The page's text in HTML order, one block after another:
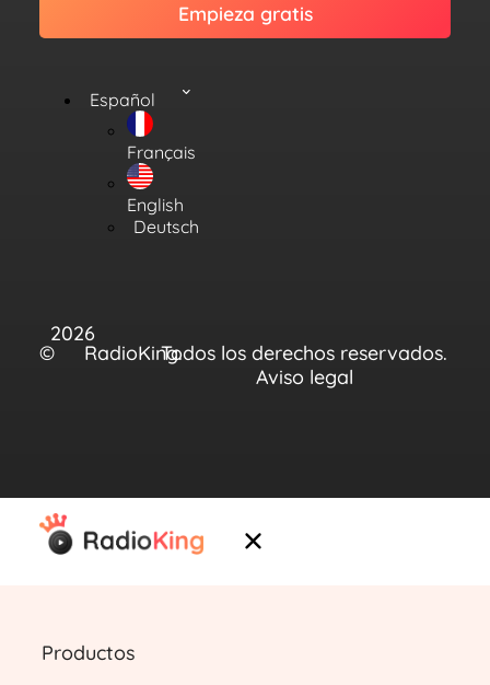
Empieza gratis
Español
Français
English
Deutsch
©
2026
RadioKing.Todos los derechos reservados.
Aviso legal
Productos